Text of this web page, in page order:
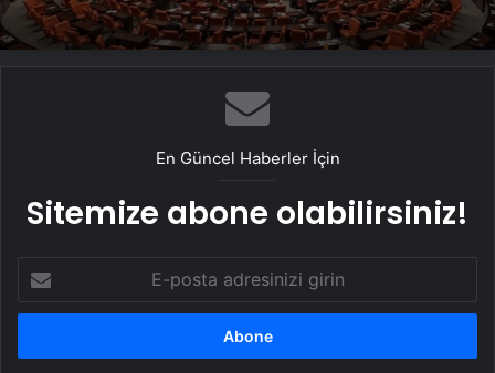
En Güncel Haberler İçin
Sitemize abone olabilirsiniz!
posta
adresinizi